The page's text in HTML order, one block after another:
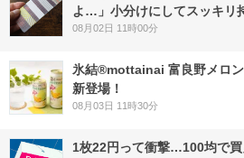
よ…」小分けにしてスッキリ
08月02日 11時00分
氷結®mottainai 富良野メロ
新登場！
08月03日 11時30分
1枚22円って衝撃…100均で